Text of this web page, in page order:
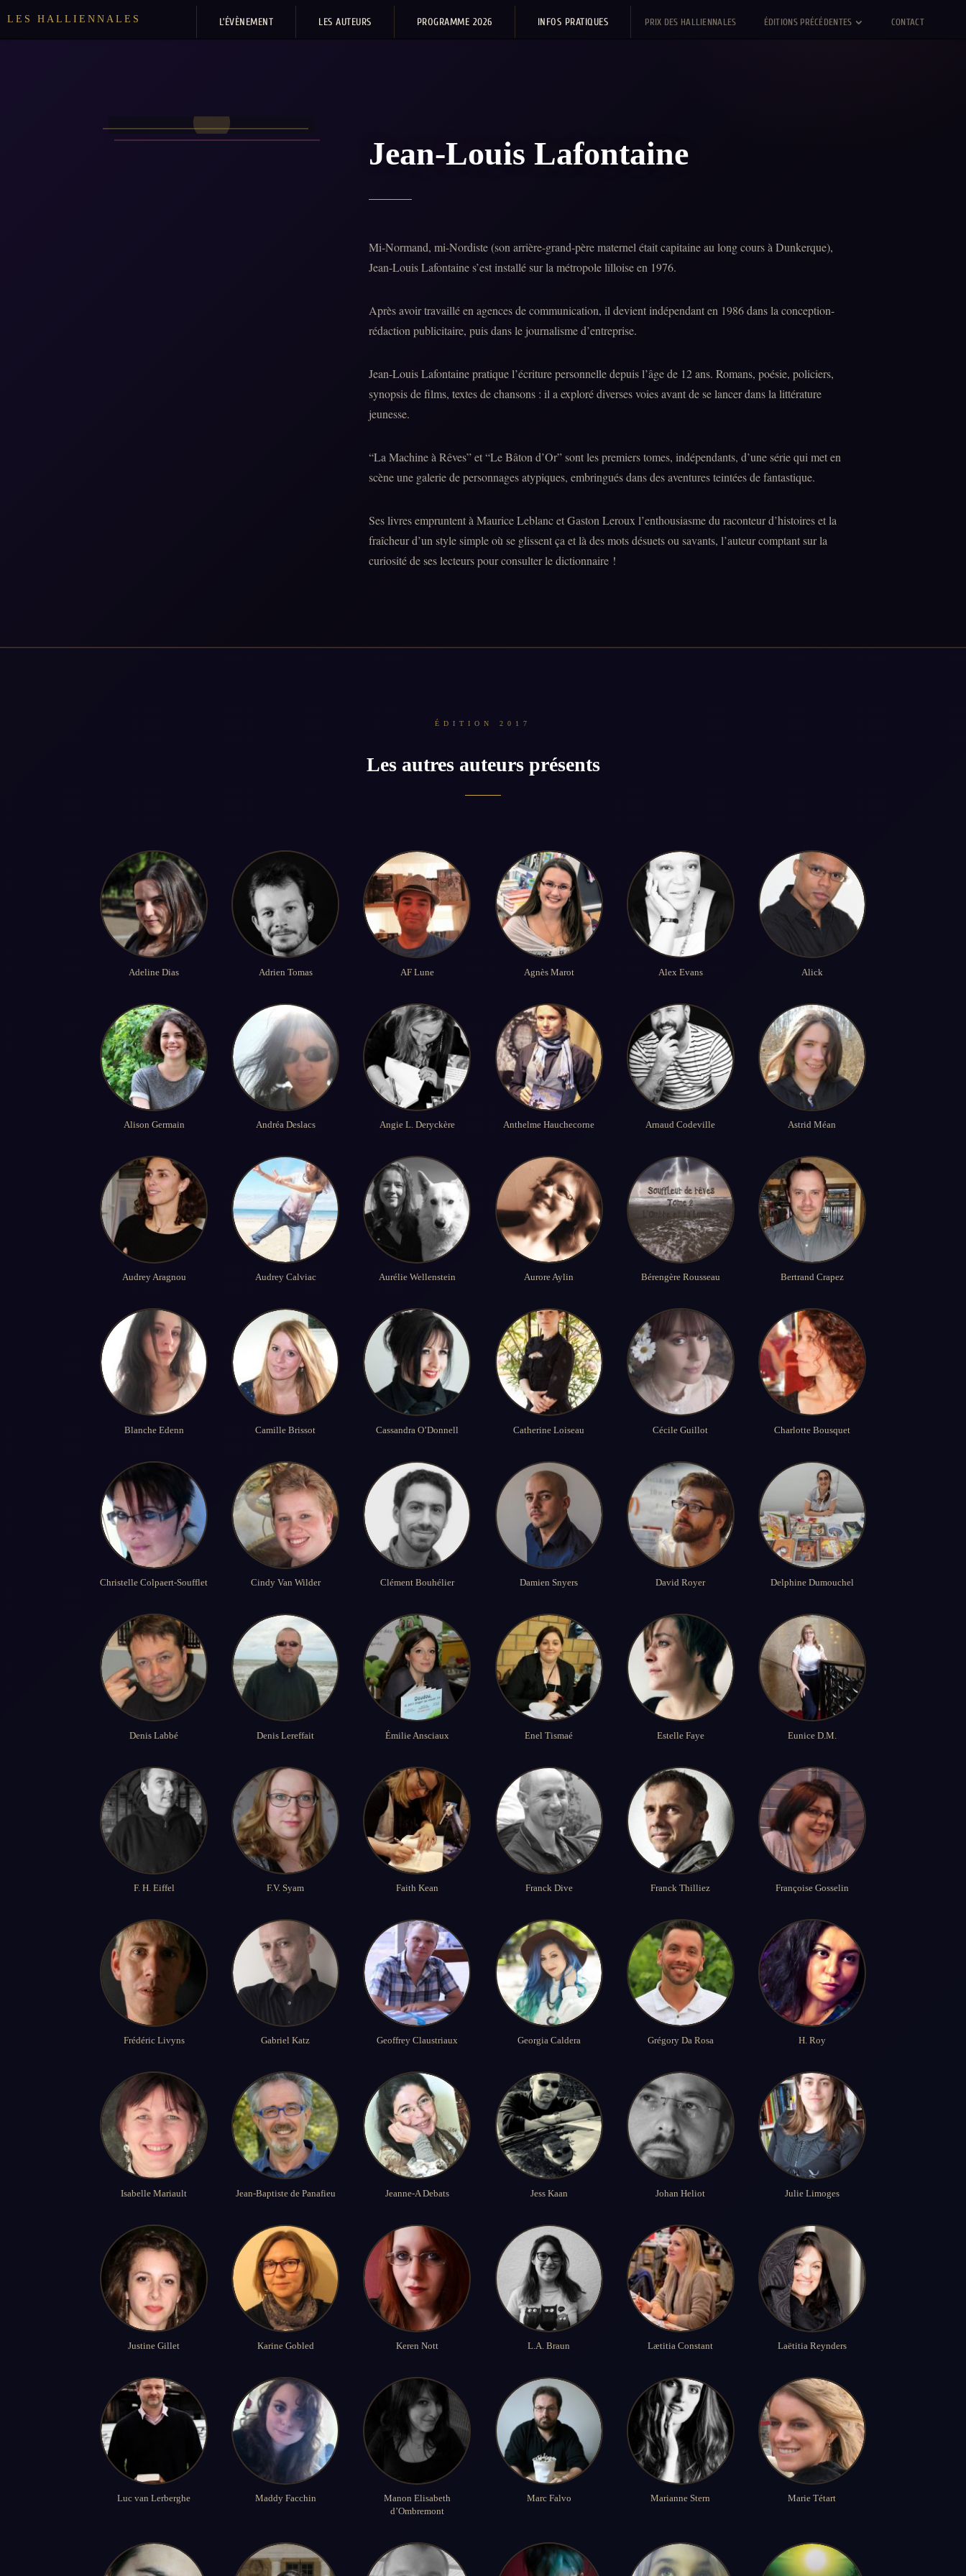
LES HALLIENNALES L’ÉVÈNEMENT LES AUTEURS PROGRAMME 2026 INFOS PRATIQUES PRIX DES HALLIENNALES ÉDITIONS PRÉCÉDENTES CONTACT
Jean-Louis Lafontaine
Mi-Normand, mi-Nordiste (son arrière-grand-père maternel était capitaine au long cours à Dunkerque),
Jean-Louis Lafontaine s’est installé sur la métropole lilloise en 1976.
Après avoir travaillé en agences de communication, il devient indépendant en 1986 dans la conception-
rédaction publicitaire, puis dans le journalisme d’entreprise.
Jean-Louis Lafontaine pratique l’écriture personnelle depuis l’âge de 12 ans. Romans, poésie, policiers,
synopsis de films, textes de chansons : il a exploré diverses voies avant de se lancer dans la littérature
jeunesse.
“La Machine à Rêves” et “Le Bâton d’Or” sont les premiers tomes, indépendants, d’une série qui met en
scène une galerie de personnages atypiques, embringués dans des aventures teintées de fantastique.
Ses livres empruntent à Maurice Leblanc et Gaston Leroux l’enthousiasme du raconteur d’histoires et la
fraîcheur d’un style simple où se glissent ça et là des mots désuets ou savants, l’auteur comptant sur la
curiosité de ses lecteurs pour consulter le dictionnaire !
ÉDITION 2017
Les autres auteurs présents
Adeline Dias Adrien Tomas AF Lune Agnès Marot Alex Evans Alick
Alison Germain Andréa Deslacs Angie L. Deryckère Anthelme Hauchecorne Arnaud Codeville Astrid Méan
Audrey Aragnou Audrey Calviac Aurélie Wellenstein Aurore Aylin Bérengère Rousseau Bertrand Crapez
Blanche Edenn Camille Brissot Cassandra O’Donnell Catherine Loiseau Cécile Guillot Charlotte Bousquet
Christelle Colpaert-Soufflet Cindy Van Wilder Clément Bouhélier Damien Snyers David Royer Delphine Dumouchel
Denis Labbé Denis Lereffait Émilie Ansciaux Enel Tismaé Estelle Faye Eunice D.M.
F. H. Eiffel F.V. Syam Faith Kean Franck Dive Franck Thilliez Françoise Gosselin
Frédéric Livyns Gabriel Katz Geoffrey Claustriaux Georgia Caldera Grégory Da Rosa H. Roy
Isabelle Mariault Jean-Baptiste de Panafieu Jeanne-A Debats Jess Kaan Johan Heliot Julie Limoges
Justine Gillet Karine Gobled Keren Nott L.A. Braun Lætitia Constant Laëtitia Reynders
Luc van Lerberghe Maddy Facchin
Manon Elisabeth
d’Ombremont
Marc Falvo Marianne Stern Marie Tétart